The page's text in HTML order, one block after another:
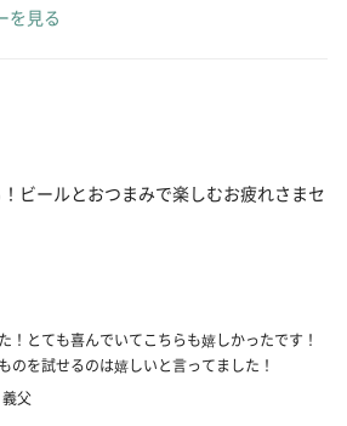
を見る
ビールとおつまみで楽しむお疲れさまセ
！とても喜んでいてこちらも嬉しかったです！
のを試せるのは嬉しいと言ってました！
父